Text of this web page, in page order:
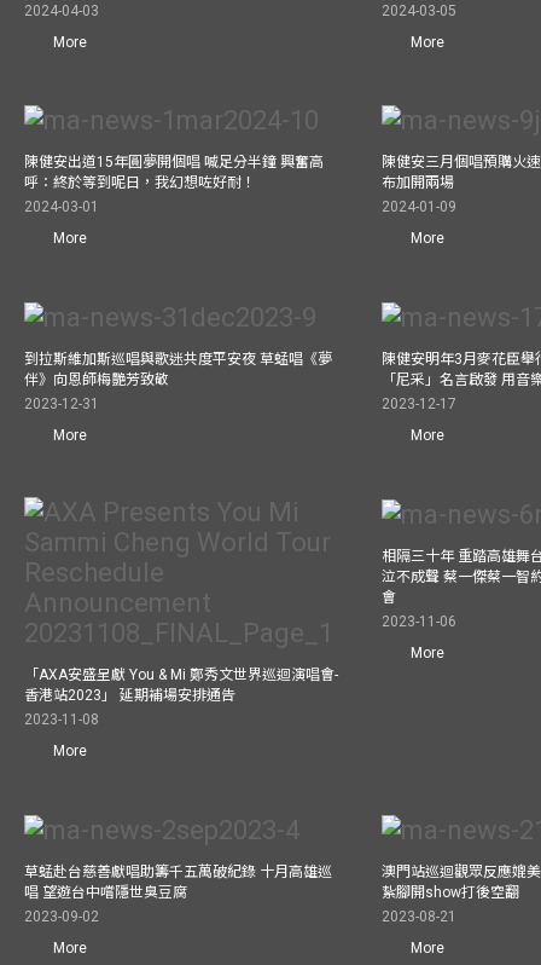
2024-04-03
More
2024-03-05
More
陳健安出道15年圓夢開個唱 喊足分半鐘 興奮高
呼：終於等到呢日，我幻想咗好耐！
2024-03-01
More
陳健安三月個唱預購火
布加開兩場
2024-01-09
More
到拉斯維加斯巡唱與歌迷共度平安夜 草蜢唱《夢
伴》向恩師梅艷芳致敬
2023-12-31
More
陳健安明年3月麥花臣
「尼采」名言啟發 用音
2023-12-17
More
「AXA安盛呈獻 You & Mi 鄭秀文世界巡迴演唱會-
香港站2023」 延期補場安排通告
2023-11-08
More
相隔三十年 重踏高雄舞
泣不成聲 蔡一傑蔡一智
會
2023-11-06
More
草蜢赴台慈善獻唱助籌千五萬破紀錄 十月高雄巡
唱 望遊台中嚐隱世臭豆腐
2023-09-02
More
澳門站巡迴觀眾反應媲
紥腳開show打後空翻
2023-08-21
More